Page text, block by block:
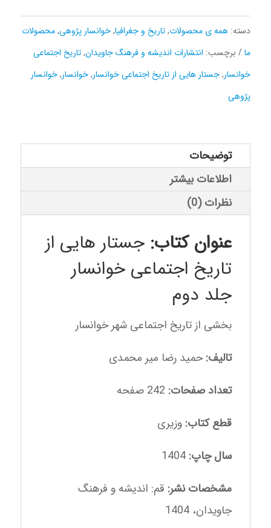
از
دسته: همه ی محصولات,تاریخ و جغرافیا,خوانسار پژوهی,محصولات
ما
برچسب: انتشارات اندیشه و فرهنگ جاویدان,تاریخ اجتماعی
خوانسار,جستار هایی از تاریخ اجتماعی خوانسار,خوانسار,خوانسار
پژوهی
توضیحات
اطلاعات بیشتر
نظرات (0)
عنوان کتاب: جستار هایی از
تاریخ اجتماعی خوانسار
جلد دوم
بخشی از تاریخ اجتماعی شهر خوانسار
تالیف:حمید رضا میر محمدی
تعداد صفحات:
قطع کتاب: وزیری
سال چاپ:
مشخصات نشر: قم: اندیشه و فرهنگ
جاویدان، 1404